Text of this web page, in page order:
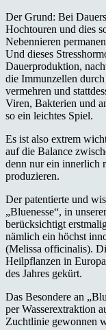
Der Grund: Bei
Hochtouren und dies
Nebennieren
Und dieses
Dauerproduktion,
die Immunzellen
vermehren und
Viren, Bakterien und
so ein leichtes Spiel.
Es ist also extrem
auf die Balance
denn nur ein innerlich
produzieren.
Der patentierte und
„Bluenesse“, in
berücksichtigt
nämlich ein höchst
(Melissa officinalis).
Heilpflanzen in
des Jahres gekürt.
Das Besondere an
per Wasserextraktion
Zuchtlinie gewonnen